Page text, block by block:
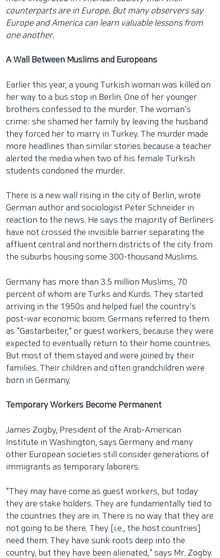
counterparts are in Europe. But many observers say
Europe and America can learn valuable lessons from
one another.
A Wall Between Muslims and Europeans
Earlier this year, a young Turkish woman was killed on
her way to a bus stop in Berlin. One of her younger
brothers confessed to the murder. The woman's
crime: she shamed her family by leaving the husband
they forced her to marry in Turkey. The murder made
more headlines than similar stories because a teacher
alerted the media when two of his female Turkish
students condoned the murder.
There is a new wall rising in the city of Berlin, wrote
German author and sociologist Peter Schneider in
reaction to the news. He says the majority of Berliners
have not crossed the invisible barrier separating the
affluent central and northern districts of the city from
the suburbs housing some 300-thousand Muslims.
Germany has more than 3.5 million Muslims, 70
percent of whom are Turks and Kurds. They started
arriving in the 1950s and helped fuel the country's
post-war economic boom. Germans referred to them
as "Gastarbeiter," or guest workers, because they were
expected to eventually return to their home countries.
But most of them stayed and were joined by their
families. Their children and often grandchildren were
born in Germany.
Temporary Workers Become Permanent
James Zogby, President of the Arab-American
Institute in Washington, says Germany and many
other European societies still consider generations of
immigrants as temporary laborers.
"They may have come as guest workers, but today
they are stake holders. They are fundamentally tied to
the countries they are in. There is no way that they are
not going to be there. They [i.e., the host countries]
need them. They have sunk roots deep into the
country, but they have been alienated," says Mr. Zogby.